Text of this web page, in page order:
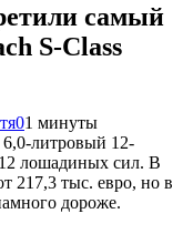
самый
S-Class
01 минуты
литровый 12-
лошадиных сил. В
217,3 тыс. евро, но в
дороже.